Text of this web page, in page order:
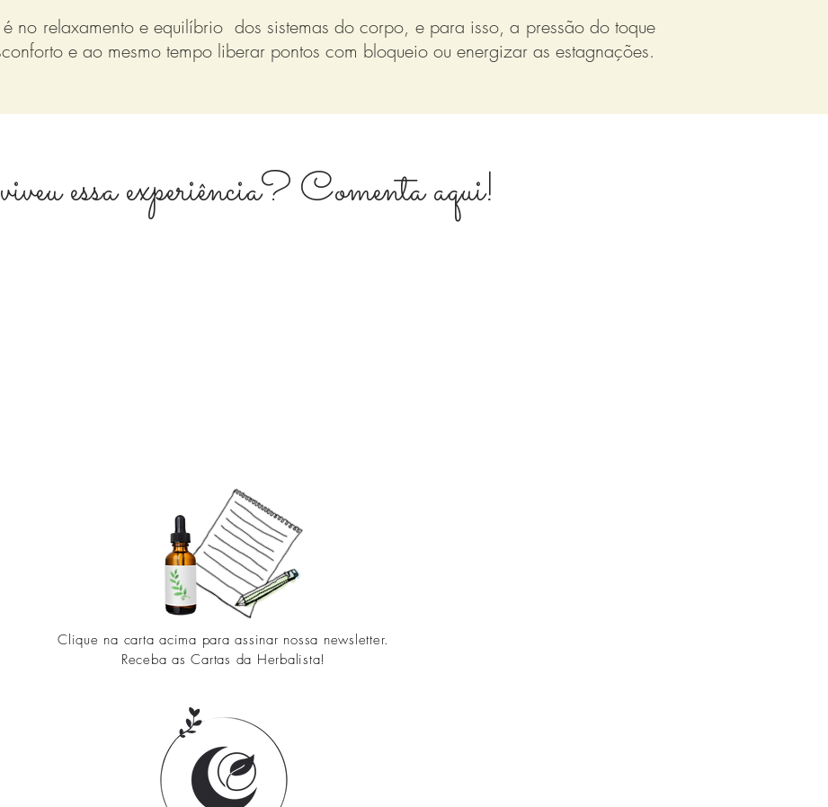
no relaxamento e equilíbrio dos sistemas do corpo, e para isso, a pressão do toque
e ao mesmo tempo liberar pontos com bloqueio ou energizar as estagnações.
essa experiência? Comenta aqui!
Clique na carta acima para assinar nossa newsletter.
Receba as Cartas da Herbalista!